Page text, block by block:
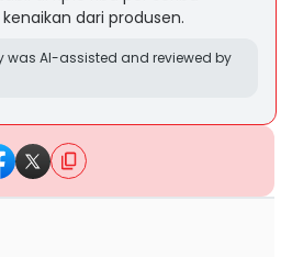
dari produsen.
was AI-assisted and reviewed by